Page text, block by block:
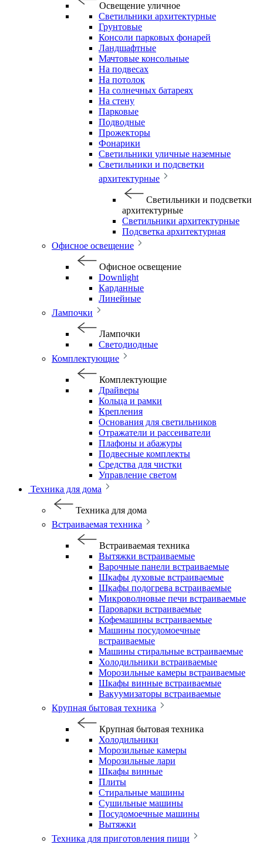
Освещение уличное
Светильники архитектурные
Грунтовые
Консоли парковых фонарей
Ландшафтные
Мачтовые консольные
На подвесах
На потолок
На солнечных батареях
На стену
Парковые
Подводные
Прожекторы
Фонарики
Светильники уличные наземные
Светильники и подсветки
архитектурные
Светильники и подсветки
архитектурные
Светильники архитектурные
Подсветка архитектурная
Офисное освещение
Офисное освещение
Downlight
Карданные
Линейные
Лампочки
Лампочки
Светодиодные
Комплектующие
Комплектующие
Драйверы
Кольца и рамки
Крепления
Основания для светильников
Отражатели и рассеиватели
Плафоны и абажуры
Подвесные комплекты
Средства для чистки
Управление светом
Техника для дома
Техника для дома
Встраиваемая техника
Встраиваемая техника
Вытяжки встраиваемые
Варочные панели встраиваемые
Шкафы духовые встраиваемые
Шкафы подогрева встраиваемые
Микроволновые печи встраиваемые
Пароварки встраиваемые
Кофемашины встраиваемые
Машины посудомоечные
встраиваемые
Машины стиральные встраиваемые
Холодильники встраиваемые
Морозильные камеры встраиваемые
Шкафы винные встраиваемые
Вакуумизаторы встраиваемые
Крупная бытовая техника
Крупная бытовая техника
Холодильники
Морозильные камеры
Морозильные лари
Шкафы винные
Плиты
Стиральные машины
Сушильные машины
Посудомоечные машины
Вытяжки
Техника для приготовления пищи